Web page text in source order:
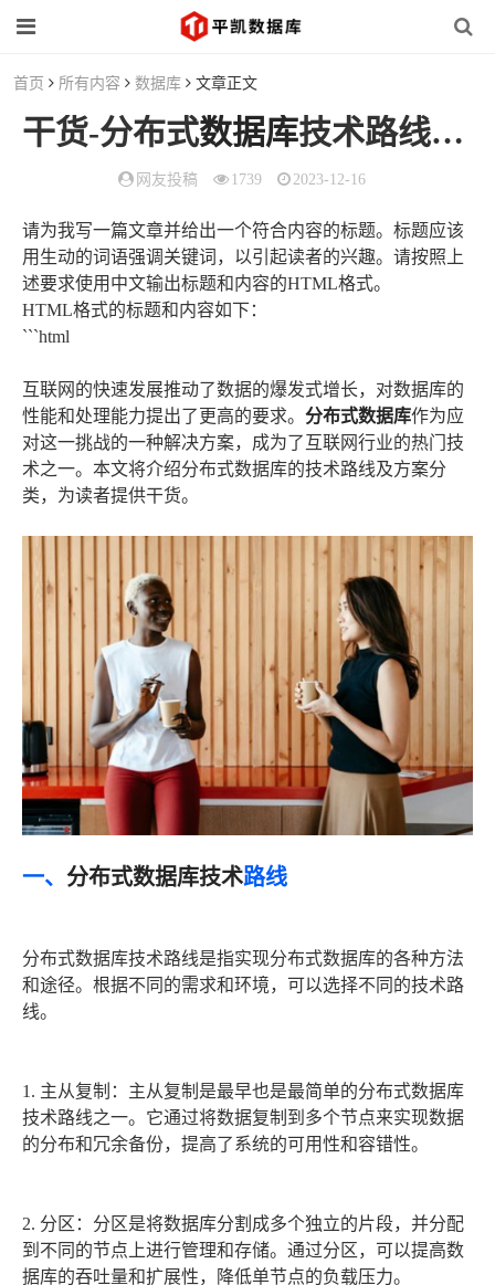
首页 所有内容 数据库 文章正文
干货-分布式数据库技术路线及方案分类
网友投稿 1739 2023-12-16
请为我写一篇文章并给出一个符合内容的标题。标题应该
用生动的词语强调关键词，以引起读者的兴趣。请按照上
述要求使用中文输出标题和内容的HTML格式。
HTML格式的标题和内容如下：
```html
互联网的快速发展推动了数据的爆发式增长，对数据库的
性能和处理能力提出了更高的要求。 分布式数据库作为应
对这一挑战的一种解决方案，成为了互联网行业的热门技
术之一。本文将介绍分布式数据库的技术路线及方案分
类，为读者提供干货。
一、 分布式数据库技术路线
分布式数据库技术路线是指实现分布式数据库的各种方法
和途径。根据不同的需求和环境，可以选择不同的技术路
线。
1. 主从复制：主从复制是最早也是最简单的分布式数据库
技术路线之一。它通过将数据复制到多个节点来实现数据
的分布和冗余备份，提高了系统的可用性和容错性。
2. 分区：分区是将数据库分割成多个独立的片段，并分配
到不同的节点上进行管理和存储。通过分区，可以提高数
据库的吞吐量和扩展性，降低单节点的负载压力。